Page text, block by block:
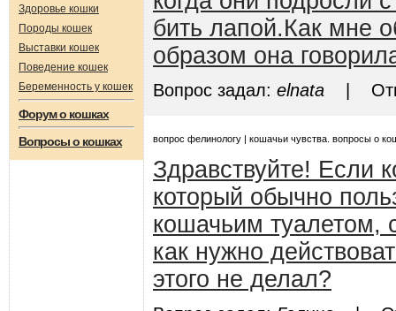
Здоровье кошки
Породы кошек
Выставки кошек
Поведение кошек
Беременность у кошек
Форум о кошках
Вопросы о кошках
бить лапой.Как мне
образом она
Вопрос задал: elnata |
вопрос фелинологу | кошачьи чувства. вопросы о
Здравствуйте! Если
который обычно
кошачьим туалетом,
как нужно
этого не делал?